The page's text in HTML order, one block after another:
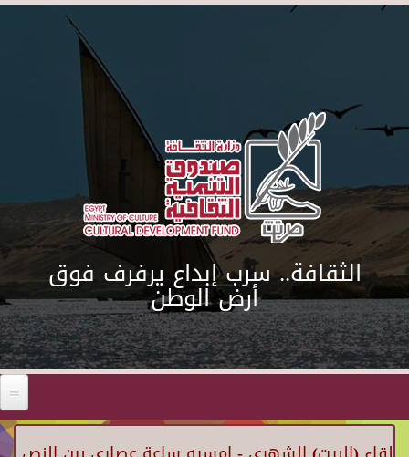
Skip to main content
الثقافة.. سرب إبداع يرفرف فوق
أرض الوطن